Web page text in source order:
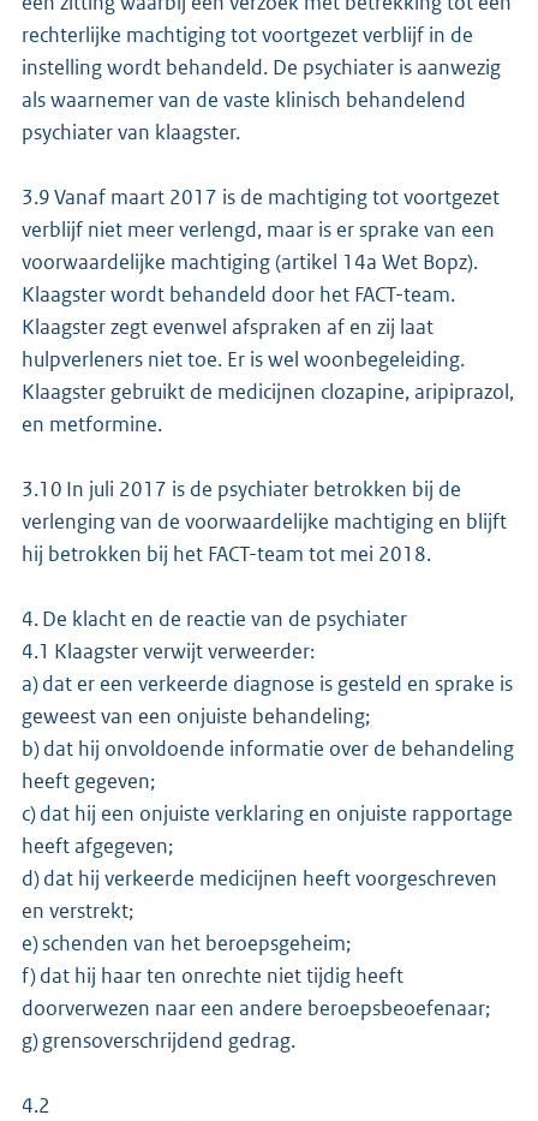
rechterlijke machtiging tot voortgezet verblijf in de
instelling wordt behandeld. De psychiater is aanwezig
als waarnemer van de vaste klinisch behandelend
psychiater van klaagster.
3.9 Vanaf maart 2017 is de machtiging tot voortgezet
verblijf niet meer verlengd, maar is er sprake van een
voorwaardelijke machtiging (artikel 14a Wet Bopz).
Klaagster wordt behandeld door het FACT-team.
Klaagster zegt evenwel afspraken af en zij laat
hulpverleners niet toe. Er is wel woonbegeleiding.
Klaagster gebruikt de medicijnen clozapine, aripiprazol,
en metformine.
3.10 In juli 2017 is de psychiater betrokken bij de
verlenging van de voorwaardelijke machtiging en blijft
hij betrokken bij het FACT-team tot mei 2018.
4. De klacht en de reactie van de psychiater
4.1 Klaagster verwijt verweerder:
a) dat er een verkeerde diagnose is gesteld en sprake is
geweest van een onjuiste behandeling;
b) dat hij onvoldoende informatie over de behandeling
heeft gegeven;
c) dat hij een onjuiste verklaring en onjuiste rapportage
heeft afgegeven;
d) dat hij verkeerde medicijnen heeft voorgeschreven
en verstrekt;
e) schenden van het beroepsgeheim;
f) dat hij haar ten onrechte niet tijdig heeft
doorverwezen naar een andere beroepsbeoefenaar;
g) grensoverschrijdend gedrag.
4.2